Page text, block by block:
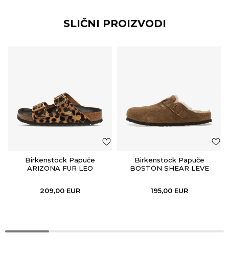
SLIČNI PROIZVODI
Birkenstock Papuče
ARIZONA FUR LEO
209,00 EUR
Birkenstock Papuče
BOSTON SHEAR LEVE
195,00 EUR